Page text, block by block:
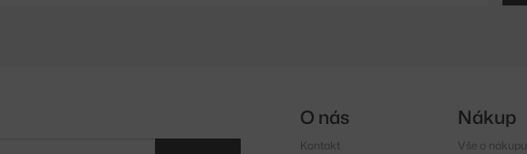
O nás
Kontakt
Nákup
Vše o nákupu